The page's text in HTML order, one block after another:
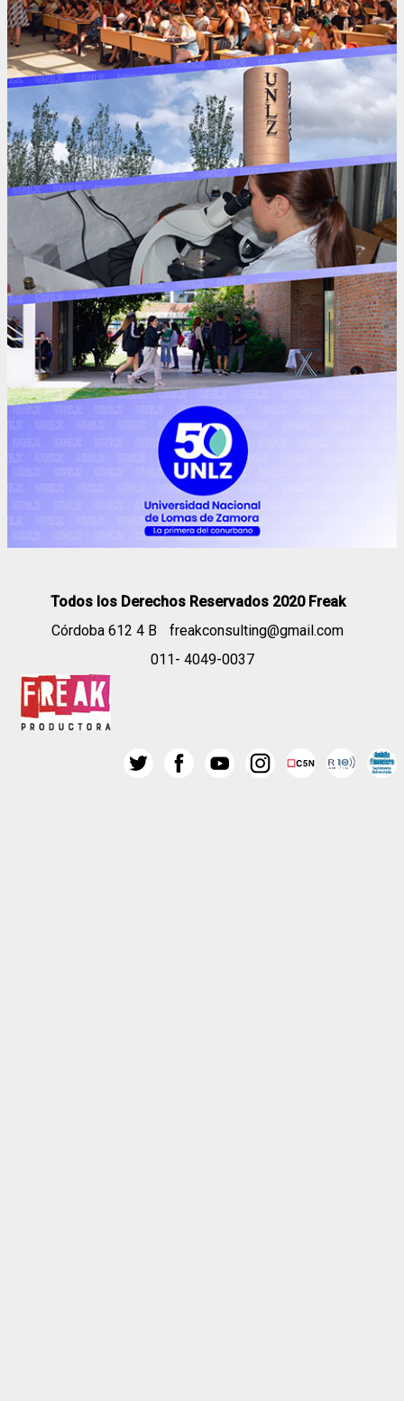
Todos los Derechos Reservados 2020 Freak
Córdoba 612 4 B
freakconsulting@gmail.com
011- 4049-0037